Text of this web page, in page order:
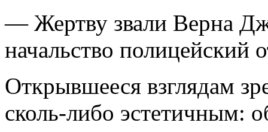
— Жертву звали Верна
начальство полицейский
Открывшееся взглядам
сколь-либо эстетичным: